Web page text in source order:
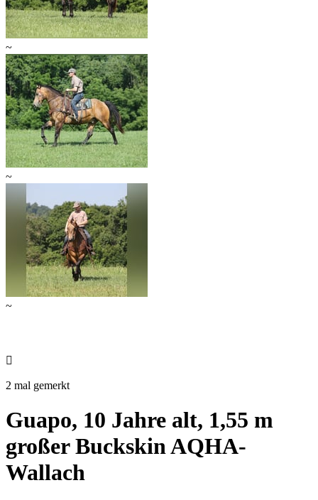
~
~
~

2 mal gemerkt
Guapo, 10 Jahre alt, 1,55 m
großer Buckskin AQHA-
Wallach